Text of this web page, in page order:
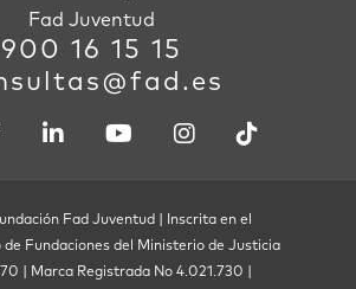
Fad Juventud
900 16 15 15
Fad Juventud | Inscrita en el
de Fundaciones del Ministerio de Justicia
| Marca Registrada No 4.021.730 |